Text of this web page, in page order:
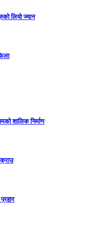
लियो ज्यान
शालिक निर्माण